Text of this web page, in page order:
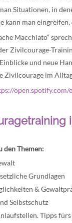
Situationen, in
kann man
Macchiato“
Zivilcourage-
und neue
Zivilcourage im
open.spotify.com/
den Themen:
Grundlagen
&
Selbstschutz
Tipps